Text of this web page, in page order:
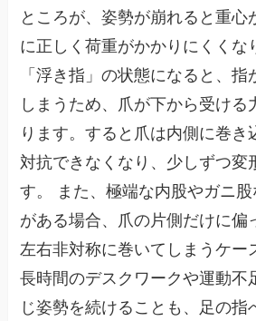
ところが、姿勢が崩れると重心
に正しく荷重がかかりにくくな
「浮き指」の状態になると、
しまうため、爪が下から受ける
ります。すると爪は内側に巻き
対抗できなくなり、少しずつ変
す。 また、極端な内股やガニ
がある場合、爪の片側だけに偏
左右非対称に巻いてしまうケー
長時間のデスクワークや運動不
じ姿勢を続けることも、足の